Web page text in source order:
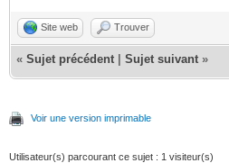
Site web Trouver
« Sujet précédent Sujet suivant »
Voir une version imprimable
Utilisateur(s) parcourant ce sujet : 1 visiteur(s)